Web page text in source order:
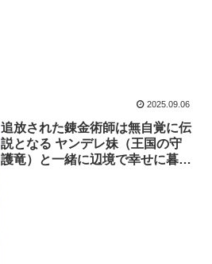
2025.09.06
追放された錬金術師は無自覚に伝
説となる ヤンデレ妹（王国の守
護竜）と一緒に辺境で幸せに暮ら